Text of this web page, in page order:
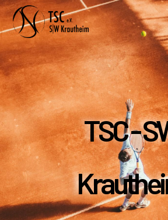
TSC -